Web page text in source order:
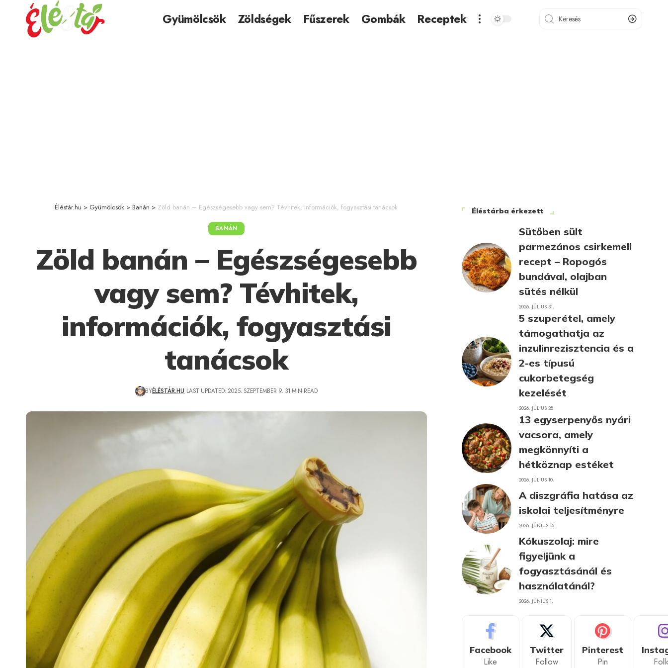
Gyümölcsök Zöldségek Fűszerek Gombák Receptek
Éléstár.hu > Gyümölcsök > Banán > Zöld banán – Egészségesebb vagy sem? Tévhitek, információk, fogyasztási tanácsok
BANÁN
Zöld banán – Egészségesebb
vagy sem? Tévhitek,
információk, fogyasztási
tanácsok
BYÉLÉSTÁR.HU LAST UPDATED: 2025. SZEPTEMBER 9. 31 MIN READ
Éléstárba érkezett
Sütőben sült
parmezános csirkemell
recept – Ropogós
bundával, olajban
sütés nélkül
2026. JÚLIUS 31.
5 szuperétel, amely
támogathatja az
inzulinrezisztencia és a
2-es típusú
cukorbetegség
kezelését
2026. JÚLIUS 28.
13 egyserpenyős nyári
vacsora, amely
megkönnyíti a
hétköznap estéket
2026. JÚLIUS 10.
A diszgráfia hatása az
iskolai teljesítményre
2026. JÚNIUS 15.
Kókuszolaj: mire
figyeljünk a
fogyasztásánál és
használatánál?
2026. JÚNIUS 1.
Facebook
Like
Twitter
Follow
Pinterest
Pin